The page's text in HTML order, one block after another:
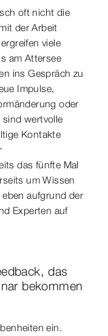
oft nicht die
der Arbeit
viele
am Attersee
ins Gespräch zu
Impulse,
oder
wertvolle
Kontakte
das fünfte Mal
um Wissen
aufgrund der
Experten auf
das
bekommen
ein.